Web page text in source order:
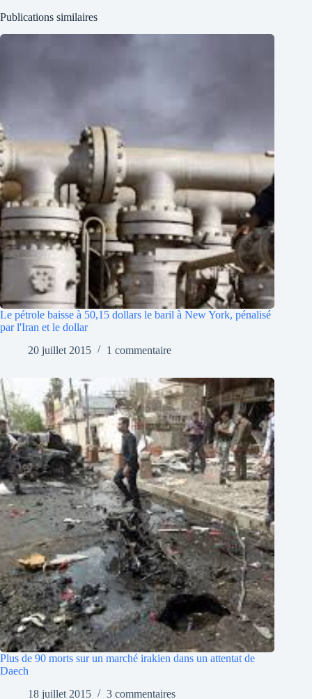
Publications similaires
Le pétrole baisse à 50,15 dollars le baril à New York, pénalisé
par l'Iran et le dollar
20 juillet 2015
1 commentaire
Plus de 90 morts sur un marché irakien dans un attentat de
Daech
18 juillet 2015
3 commentaires